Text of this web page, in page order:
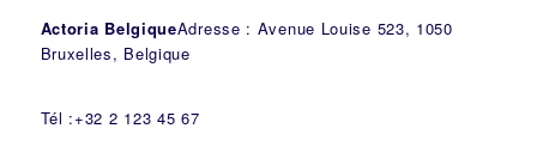
Actoria BelgiqueAdresse : Avenue Louise 523, 1050
Bruxelles, Belgique
Tél :+32 2 123 45 67